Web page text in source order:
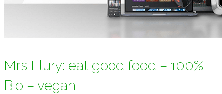
Mrs Flury: eat good food – 100%
Bio – vegan